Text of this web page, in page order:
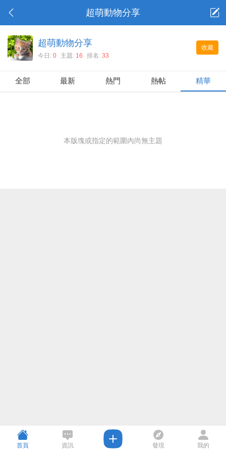
超萌動物分享
收藏
超萌動物分享
今日: 0 主題: 16 排名: 33
全部 最新 熱門 熱帖 精華
本版塊或指定的範圍內尚無主題
首頁 資訊 發現 我的